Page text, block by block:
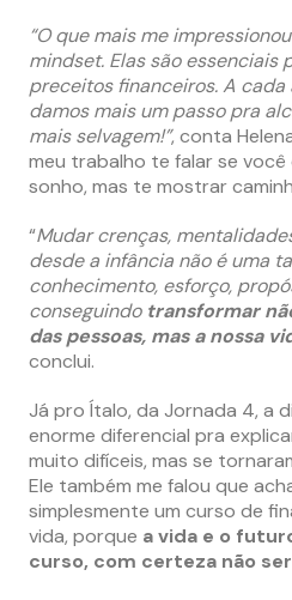
“O que mais me
mindset. Elas são essenciais
preceitos financeiros. A cada
damos mais um passo pra
mais selvagem!”, conta
meu trabalho te falar se
sonho, mas te mostrar
“Mudar crenças,
desde a infância não é uma
conhecimento, esforço,
conseguindo transformar
das pessoas, mas a nossa
conclui.
Já pro Ítalo, da Jornada 4, a
enorme diferencial pra
muito difíceis, mas se
Ele também me falou que
simplesmente um curso de
vida, porque a vida e o
curso, com certeza não